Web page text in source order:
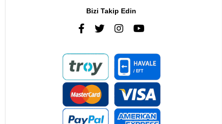
Bizi Takip Edin